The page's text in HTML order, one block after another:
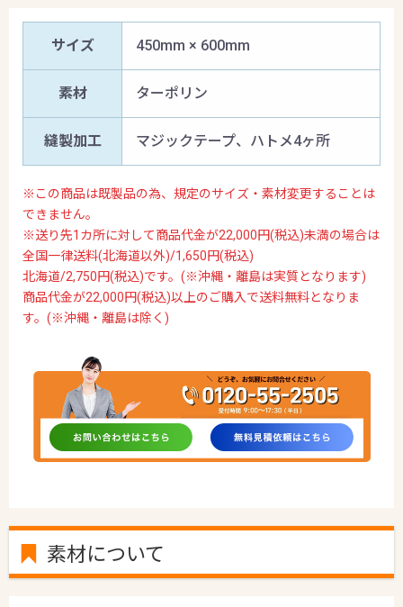
サイズ 450mm × 600mm
素材 ターポリン
縫製加工 マジックテープ、ハトメ4ヶ所
※この商品は既製品の為、規定のサイズ・素材変更することは
できません。
※送り先1カ所に対して商品代金が22,000円(税込)未満の場合は
全国一律送料(北海道以外)/1,650円(税込)
北海道/2,750円(税込)です。(※沖縄・離島は実質となります)
商品代金が22,000円(税込)以上のご購入で送料無料となりま
す。(※沖縄・離島は除く)
素材について